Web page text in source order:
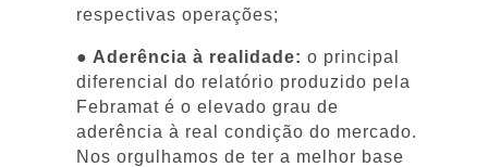
respectivas operações;
● Aderência à realidade: o principal
diferencial do relatório produzido pela
Febramat é o elevado grau de
aderência à real condição do mercado.
Nos orgulhamos de ter a melhor base